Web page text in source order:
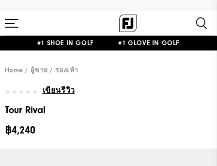
#1 SHOE IN GOLF #1 GLOVE IN GOLF
Home ผู้ชาย รองเท้า
เขียนรีวิว
Tour Rival
฿4,240